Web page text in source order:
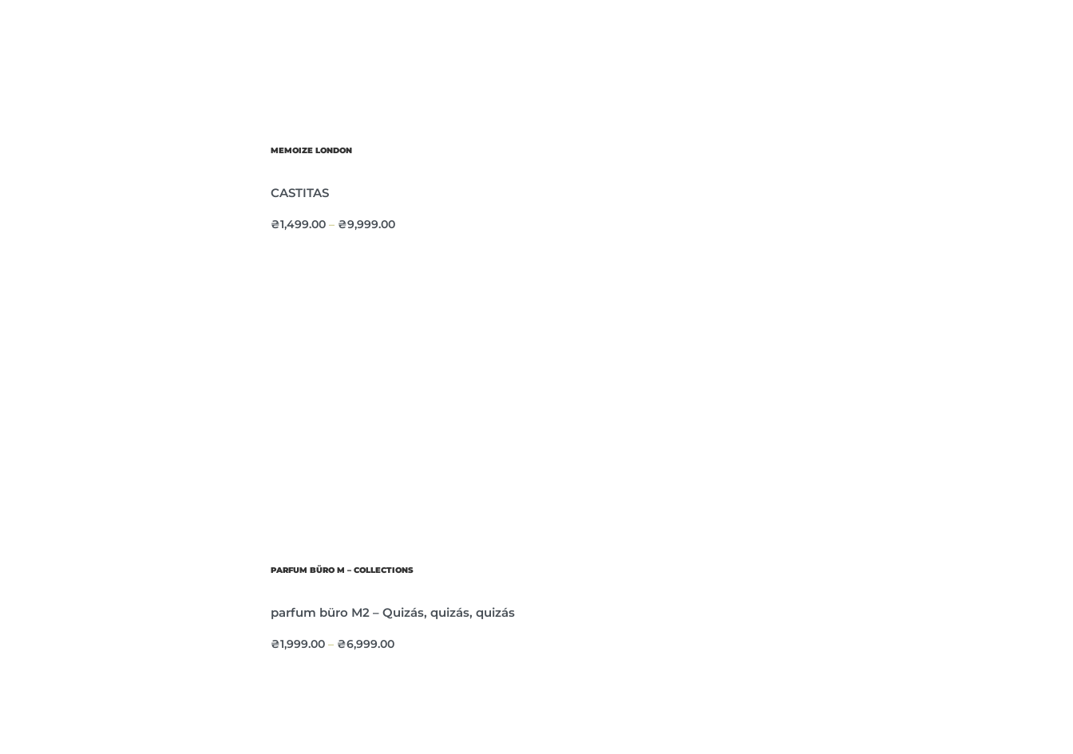
MEMOIZE LONDON
CASTITAS
₴1,499.00 – ₴9,999.00
PARFUM BÜRO M – COLLECTIONS
parfum büro М2 – Quizás, quizás, quizás
₴1,999.00 – ₴6,999.00